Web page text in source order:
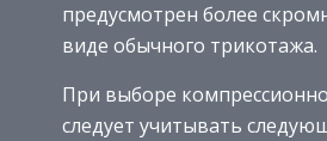
предусмотрен более
виде обычного трикотажа.
При выборе
следует учитывать